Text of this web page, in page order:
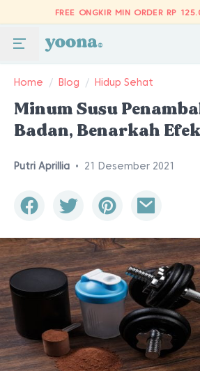
FREE ONGKIR MIN ORDER RP
Home / Blog / Hidup Sehat
Minum Susu
Badan, Benarkah
Putri Aprillia • 21 Desember 2021